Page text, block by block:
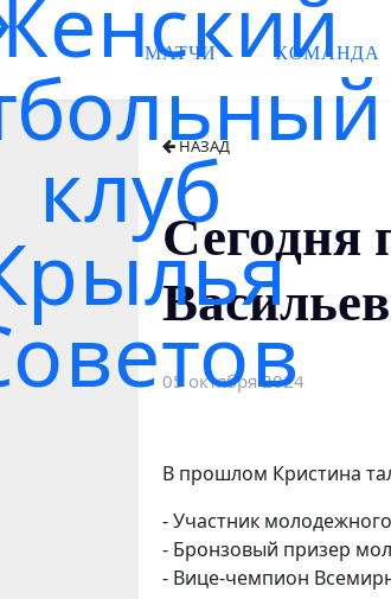
МАТЧИ КОМАНДА
НАЗАД
Сегодня
05 октября 2024
В прошлом Кристина
- Участник
- Бронзовый призер
- Вице-чемпион